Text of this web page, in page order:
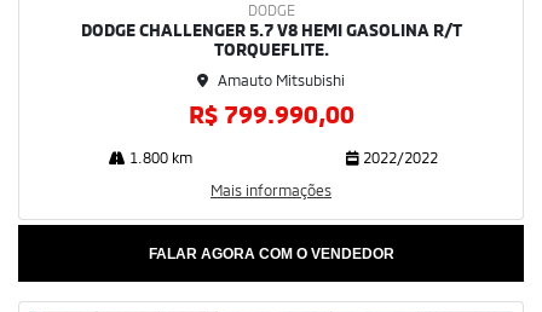
DODGE
DODGE CHALLENGER 5.7 V8 HEMI GASOLINA R/T
TORQUEFLITE.
Amauto Mitsubishi
R$ 799.990,00
1.800 km
2022/2022
Mais informações
FALAR AGORA COM O VENDEDOR